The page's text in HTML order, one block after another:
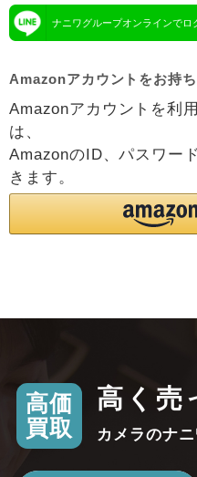
ナニワグループオンラインでロ
Amazonアカウントをお持
Amazonアカウントを利
は、
AmazonのID、パスワー
きます。
高価
買取
高く売
カメラのナ